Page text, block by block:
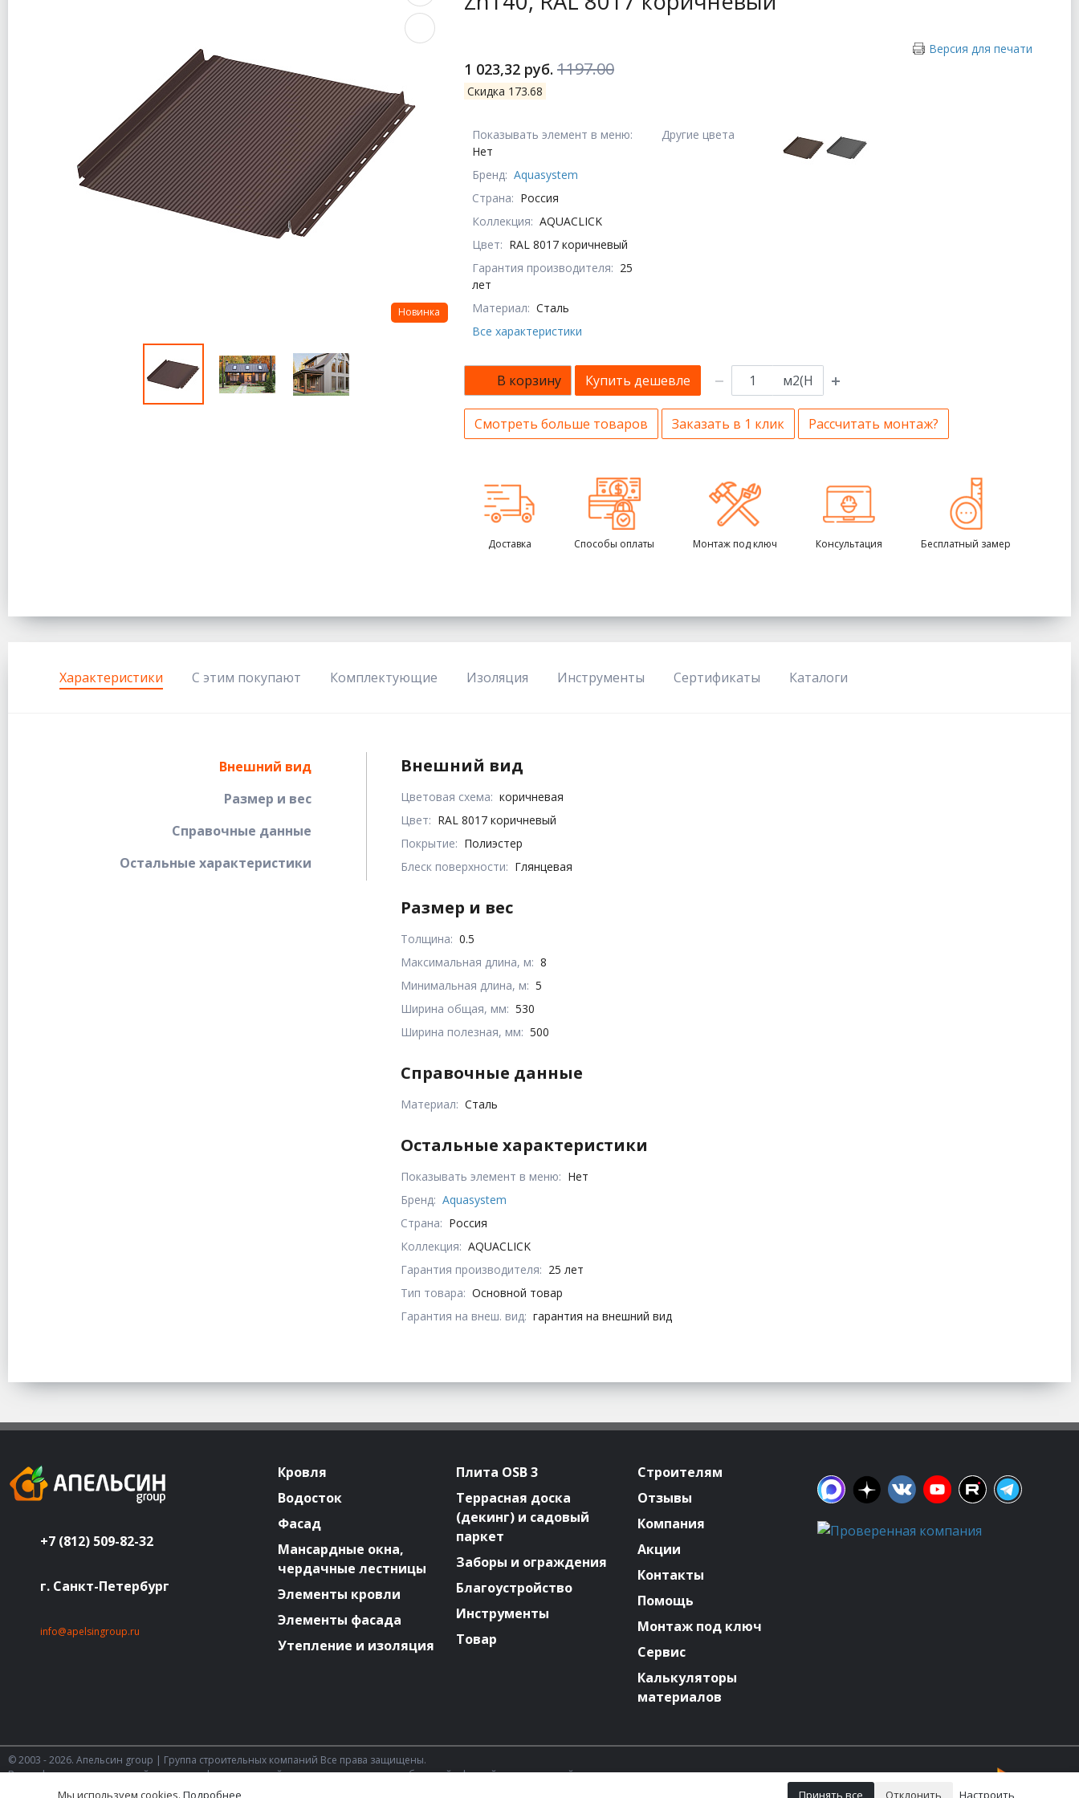
Новинка
Версия для печати
1 023,32 руб. 1197.00
Скидка 173.68
Показывать элемент в меню:
Нет
Бренд: Aquasystem
Страна: Россия
Коллекция: AQUACLICK
Цвет: RAL 8017 коричневый
Гарантия производителя: 25
лет
Материал: Сталь
Все характеристики
Другие цвета
В корзину Купить дешевле м2(Н
Смотреть больше товаров Заказать в 1 клик Рассчитать монтаж?
Доставка Способы оплаты Монтаж под ключ Консультация Бесплатный замер
Характеристики С этим покупают Комплектующие Изоляция Инструменты Сертификаты Каталоги
Внешний вид
Размер и вес
Справочные данные
Остальные характеристики
Внешний вид
Цветовая схема: коричневая
Цвет: RAL 8017 коричневый
Покрытие: Полиэстер
Блеск поверхности: Глянцевая
Размер и вес
Толщина: 0.5
Максимальная длина, м: 8
Минимальная длина, м: 5
Ширина общая, мм: 530
Ширина полезная, мм: 500
Справочные данные
Материал: Сталь
Остальные характеристики
Показывать элемент в меню: Нет
Бренд: Aquasystem
Страна: Россия
Коллекция: AQUACLICK
Гарантия производителя: 25 лет
Тип товара: Основной товар
Гарантия на внеш. вид: гарантия на внешний вид
+7 (812) 509-82-32
г. Санкт-Петербург
info@apelsingroup.ru
Кровля
Водосток
Фасад
Мансардные окна,
чердачные лестницы
Элементы кровли
Элементы фасада
Утепление и изоляция
Плита OSB 3
Террасная доска
(декинг) и садовый
паркет
Заборы и ограждения
Благоустройство
Инструменты
Товар
Строителям
Отзывы
Компания
Акции
Контакты
Помощь
Монтаж под ключ
Сервис
Калькуляторы
материалов
© 2003 - 2026. Апельсин group | Группа строительных компаний Все права защищены.
Вся информация на этом сайте носит информационный характер и не является публичной офертой, определяемой положениями
Статьи 437 (2) ГК РФ.Мы используем cookies. Подробнее Принять все Отклонить Настроить